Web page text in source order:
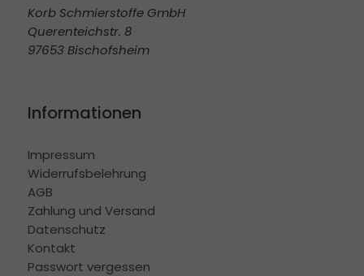
Korb Schmierstoffe GmbH
Querenteichstr. 8
97653 Bischofsheim
Informationen
Impressum
Widerrufsbelehrung
AGB
Zahlung und Versand
Datenschutz
Kontakt
Passwort vergessen